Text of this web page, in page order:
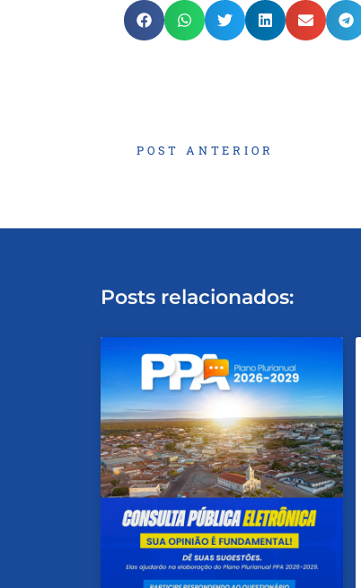
POST ANTERIOR
Posts relacionados: